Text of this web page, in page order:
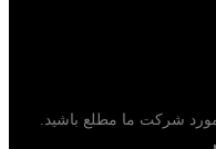
شرکت ما مطلع باشید.